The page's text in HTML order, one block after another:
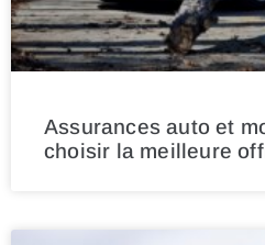
Assurances auto et
choisir la meilleure